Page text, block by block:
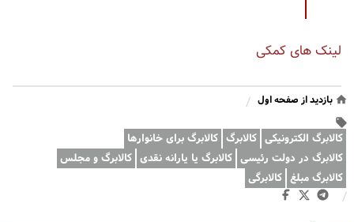
لینک های کمکی
بازدید از صفحه اول /
کالابرگ الکترونیکی کالابرگ کالابرگ برای خانوارها
کالابرگ در دولت رئیسی کالابرگ یا یارانه نقدی کالابرگ و مجلس
کالابرگ مبلغ کالابرگی
/